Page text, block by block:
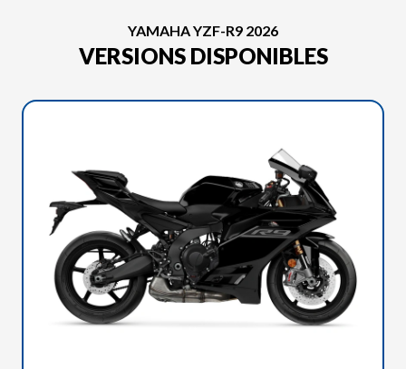
YAMAHA YZF-R9 2026
VERSIONS DISPONIBLES